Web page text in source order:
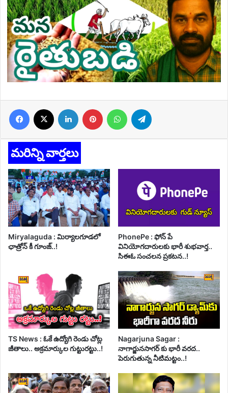
Facebook LinkedIn Pinterest WhatsApp
మరిన్ని వార్తలు
Miryalaguda : మిర్యాలగూడలో
ఛాత్రోన్ కీ గూంజ్..!
PhonePe : ఫోన్ పే
వినియోగదారులకు భారీ శుభవార్త..
సిఈఓ సంచలన ప్రకటన..!
TS News : ఓకే ఉద్యోగి రెండు చోట్ల
జీతాలు.. అక్రమార్కుల గుట్టురట్టు..!
Nagarjuna Sagar :
నాగార్జునసాగర్ కు భారీ వరద..
పెరుగుతున్న నీటిమట్టం..!